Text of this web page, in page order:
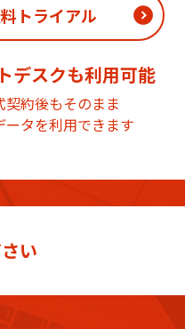
トライアル
デスクも利用可能
契約後もそのまま
ータを利用できます
い